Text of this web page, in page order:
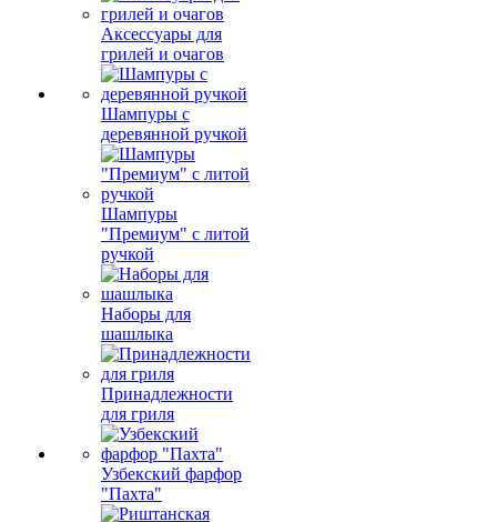
Аксессуары для
грилей и очагов
Шампуры с
деревянной ручкой
Шампуры
"Премиум" с литой
ручкой
Наборы для
шашлыка
Принадлежности
для гриля
Узбекский фарфор
"Пахта"